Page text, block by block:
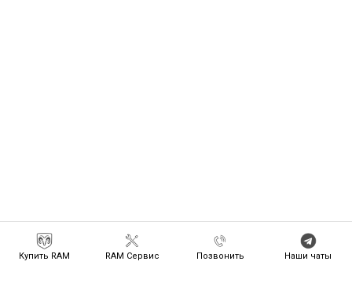
Купить RAM RAM Сервис Позвонить Наши чаты